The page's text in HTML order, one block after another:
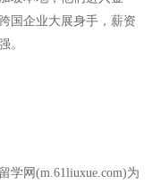
国企业大展身手，薪资
。
学网(m.61liuxue.com)为